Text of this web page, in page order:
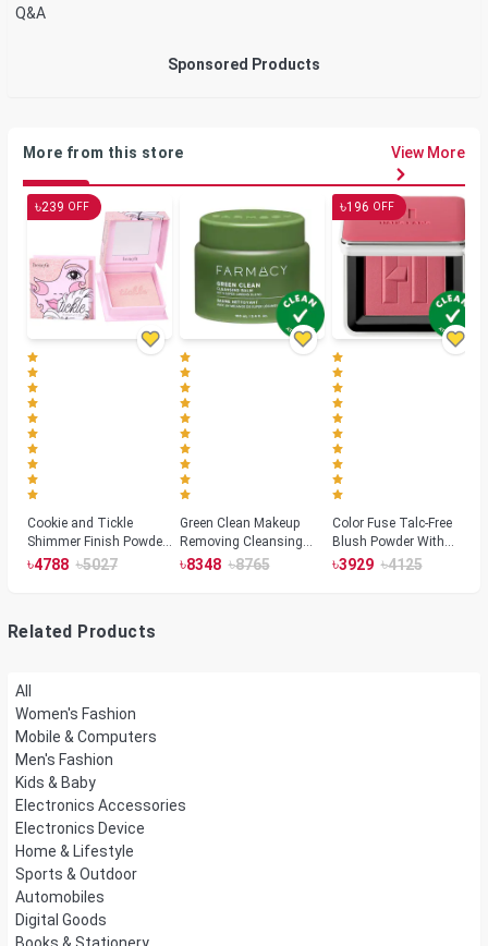
Q&A
Sponsored Products
More from this store View More
৳239 OFF
Cookie and Tickle
Shimmer Finish Powder
Highlighters
৳4788 ৳5027
Green Clean Makeup
Removing Cleansing
Balm
৳8348 ৳8765
৳196 OFF
Color Fuse Talc-Free
Blush Powder With
Fermented Arnica
৳3929 ৳4125
Related Products
All
Women's Fashion
Mobile & Computers
Men's Fashion
Kids & Baby
Electronics Accessories
Electronics Device
Home & Lifestyle
Sports & Outdoor
Automobiles
Digital Goods